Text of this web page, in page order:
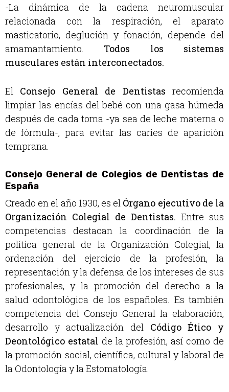
-La dinámica de la cadena neuromuscular
relacionada con la respiración, el aparato
masticatorio, deglución y fonación, depende del
amamantamiento. Todos los sistemas
musculares están interconectados.
El Consejo General de Dentistas recomienda
limpiar las encías del bebé con una gasa húmeda
después de cada toma -ya sea de leche materna o
de fórmula-, para evitar las caries de aparición
temprana.
Consejo General de Colegios de Dentistas de
España
Creado en el año 1930, es el Órgano ejecutivo de la
Organización Colegial de Dentistas. Entre sus
competencias destacan la coordinación de la
política general de la Organización Colegial, la
ordenación del ejercicio de la profesión, la
representación y la defensa de los intereses de sus
profesionales, y la promoción del derecho a la
salud odontológica de los españoles. Es también
competencia del Consejo General la elaboración,
desarrollo y actualización del Código Ético y
Deontológico estatal de la profesión, así como de
la promoción social, científica, cultural y laboral de
la Odontología y la Estomatología.